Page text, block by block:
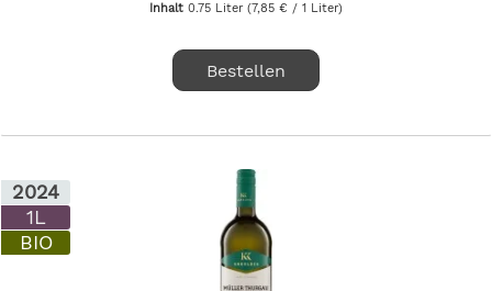
Inhalt0.75 Liter(7,85 € / 1 Liter)
Bestellen
2024
1L
BIO